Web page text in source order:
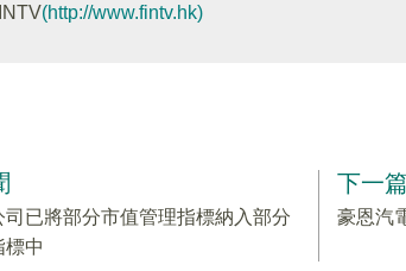
(http://www.fintv.hk)
已將部分市值管理指標納入部分
標中
下一
豪恩汽